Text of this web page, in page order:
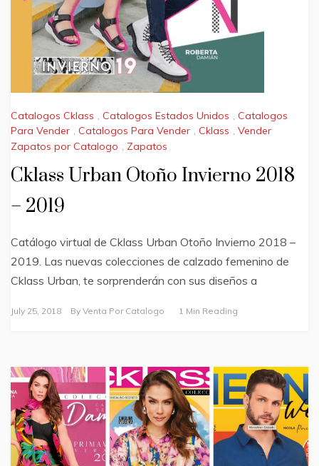
Catalogos Cklass , Catalogos Estados Unidos , Catalogos
Para Vender , Catalogos Para Vender , Cklass , Vender
Zapatos por Catalogo , Zapatos
Cklass Urban Otoño Invierno 2018
– 2019
Catálogo virtual de Cklass Urban Otoño Invierno 2018 –
2019. Las nuevas colecciones de calzado femenino de
Cklass Urban, te sorprenderán con sus diseños a
July 25, 2018 By Venta Por Catalogo 1 Min Reading